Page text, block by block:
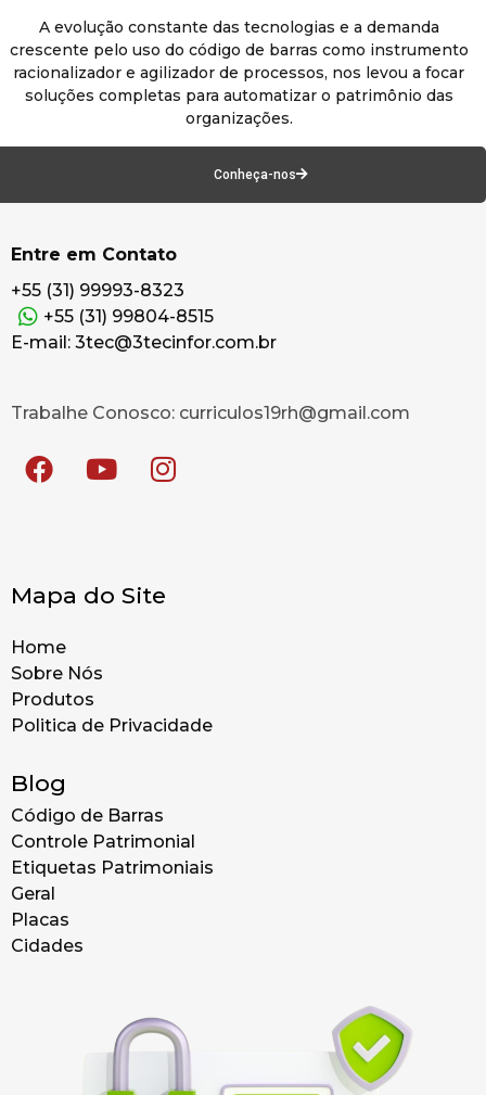
A evolução constante das tecnologias e a demanda
crescente pelo uso do código de barras como instrumento
racionalizador e agilizador de processos, nos levou a focar
soluções completas para automatizar o patrimônio das
organizações.
Conheça-nos
Entre em Contato
+55 (31) 99993-8323
+55 (31) 99804-8515
E-mail: 3tec@3tecinfor.com.br
Trabalhe Conosco: curriculos19rh@gmail.com
Mapa do Site
Home
Sobre Nós
Produtos
Politica de Privacidade
Blog
Código de Barras
Controle Patrimonial
Etiquetas Patrimoniais
Geral
Placas
Cidades